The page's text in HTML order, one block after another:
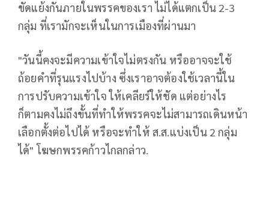
ขัดแย้งกันภายในพรรคของเรา ไม่ได้แตกเป็น 2-3
กลุ่ม ที่เรามักจะเห็นในการเมืองที่ผ่านมา
"วันนี้คงจะมีความเข้าใจไม่ตรงกัน หรืออาจจะใช้
ถ้อยคำที่รุนแรงไปบ้าง ซึ่งเราอาจต้องใช้เวลานี้ใน
การปรับความเข้าใจ ให้เคลียร์ให้ชัด แต่อย่างไร
ก็ตามคงไม่ถึงขั้นที่ทำให้พรรคจะไม่สามารถเดินหน้า
เลือกตั้งต่อไปได้ หรือจะทำให้ ส.ส.แบ่งเป็น 2 กลุ่ม
ได้" โฆษกพรรคก้าวไกลกล่าว.